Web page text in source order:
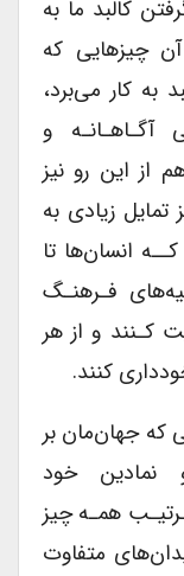
کالبد ما به
چیزهایی که
کار می‌برد،
و
از این رو نیز
زیادی به
انسان‌ها تا
فـرهنـگ
کـنند و از هر
کنند.
جهان‌مان بر
نمادین خود
همـه چیز
متفاوت